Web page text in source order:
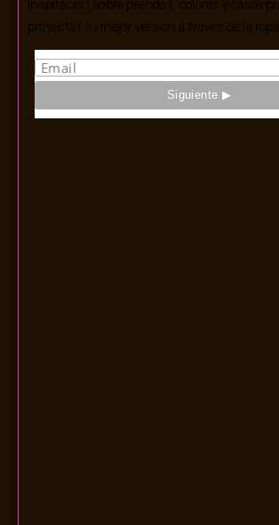
Inspiración sobre prendas, colores y casos
proyectar tu mejor versión a través de la ropa.